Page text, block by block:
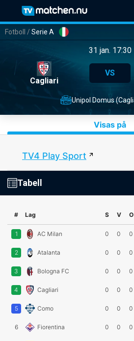
Fotboll /Serie A
31 jan. 17:30
Cagliari
VS
Unipol Domus
Visas på
TV4 Play Sport
Tabell
# Lag S V O
1 AC Milan 0 0 0
2 Atalanta 0 0 0
3 Bologna FC 0 0 0
4 Cagliari 0 0 0
5 Como 0 0 0
6 Fiorentina 0 0 0